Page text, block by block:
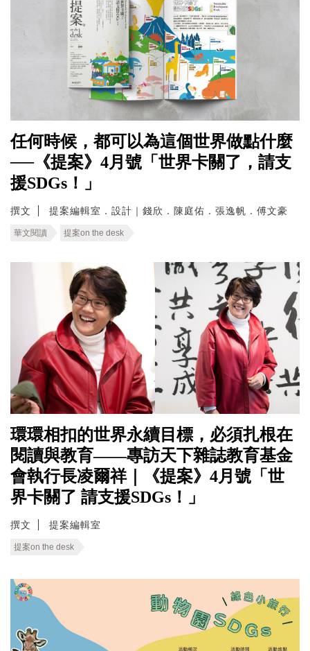
任何時候，都可以為這個世界做點什麼
──《提案》4月號「世界卡關了，請支
援SDGs！」
撰文 提案編輯室．設計｜錢欣．陳庭佑．張逸帆．傅文豪
華文閱讀 提案on the desk
環環相扣的世界永續目標，必須扎根在
閱讀與教育——專訪天下雜誌教育基金
會執行長凌爾祥｜《提案》4月號「世
界卡關了 請支援SDGs！」
撰文 提案編輯室
提案on the desk